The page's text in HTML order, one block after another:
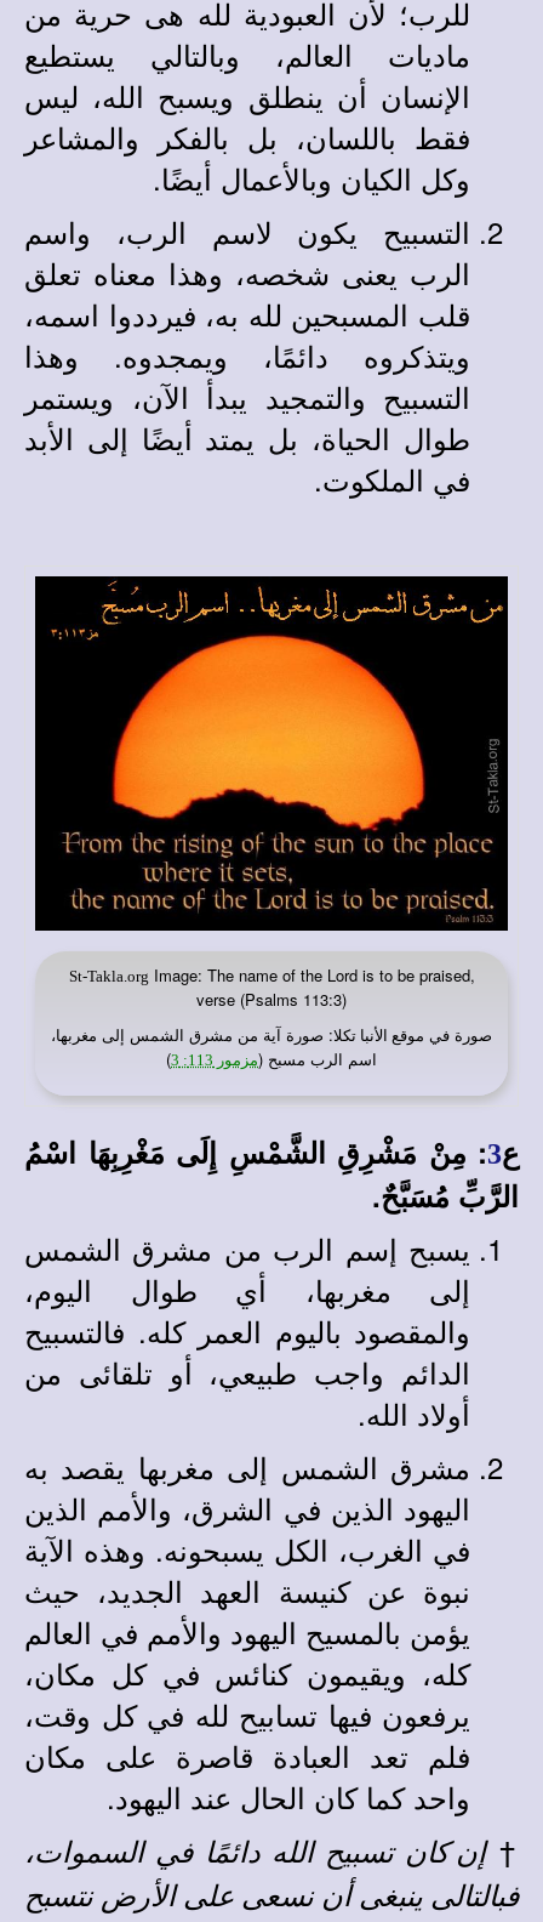
للرب؛ لأن العبودية لله هى حرية من
ماديات العالم، وبالتالي يستطيع
الإنسان أن ينطلق ويسبح الله، ليس
فقط باللسان، بل بالفكر والمشاعر
وكل الكيان وبالأعمال أيضًا.
التسبيح يكون لاسم الرب، واسم
الرب يعنى شخصه، وهذا معناه تعلق
قلب المسبحين لله به، فيرددوا اسمه،
ويتذكروه دائمًا، ويمجدوه. وهذا
التسبيح والتمجيد يبدأ الآن، ويستمر
طوال الحياة، بل يمتد أيضًا إلى الأبد
في الملكوت.
St-Takla.org Image: The name of the Lord is to be praised,
verse (Psalms 113:3)
صورة في موقع الأنبا تكلا: صورة آية من مشرق الشمس إلى مغربها،
اسم الرب مسبح (مزمور 113: 3 )
ع3
: مِنْ مَشْرِقِ الشَّمْسِ إِلَى مَغْرِبِهَا اسْمُ
الرَّبِّ مُسَبَّحٌ.
يسبح إسم الرب من مشرق الشمس
إلى مغربها، أي طوال اليوم،
والمقصود باليوم العمر كله. فالتسبيح
الدائم واجب طبيعي، أو تلقائى من
أولاد الله.
مشرق الشمس إلى مغربها يقصد به
اليهود الذين في الشرق، والأمم الذين
في الغرب، الكل يسبحونه. وهذه الآية
نبوة عن كنيسة العهد الجديد، حيث
يؤمن بالمسيح اليهود والأمم في العالم
كله، ويقيمون كنائس في كل مكان،
يرفعون فيها تسابيح لله في كل وقت،
فلم تعد العبادة قاصرة على مكان
واحد كما كان الحال عند اليهود.
†إن كان تسبيح الله دائمًا في السموات،
فبالتالى ينبغى أن نسعى على الأرض نتسبح